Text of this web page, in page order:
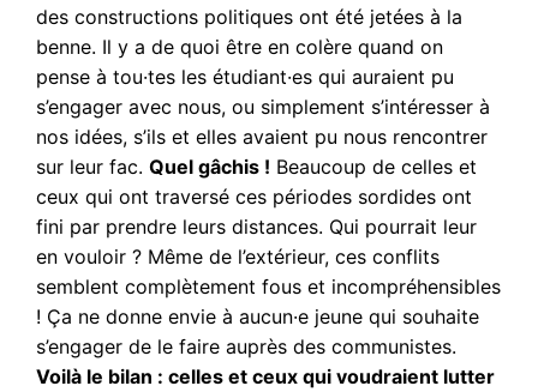
des constructions politiques ont été jetées à la
benne. Il y a de quoi être en colère quand on
pense à tou·tes les étudiant·es qui auraient pu
s’engager avec nous, ou simplement s’intéresser à
nos idées, s’ils et elles avaient pu nous rencontrer
sur leur fac.Quel gâchis ! Beaucoup de celles et
ceux qui ont traversé ces périodes sordides ont
fini par prendre leurs distances. Qui pourrait leur
en vouloir ? Même de l’extérieur, ces conflits
semblent complètement fous et incompréhensibles
! Ça ne donne envie à aucun·e jeune qui souhaite
s’engager de le faire auprès des communistes.
Voilà le bilan : celles et ceux qui voudraient lutter